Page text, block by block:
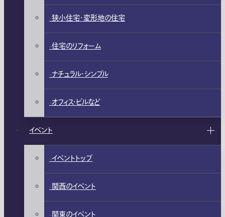
狭小住宅・変形地の住宅
住宅のリフォーム
ナチュラル・シンプル
オフィス・ビルなど
イベント
イベントトップ
関西のイベント
関東のイベント